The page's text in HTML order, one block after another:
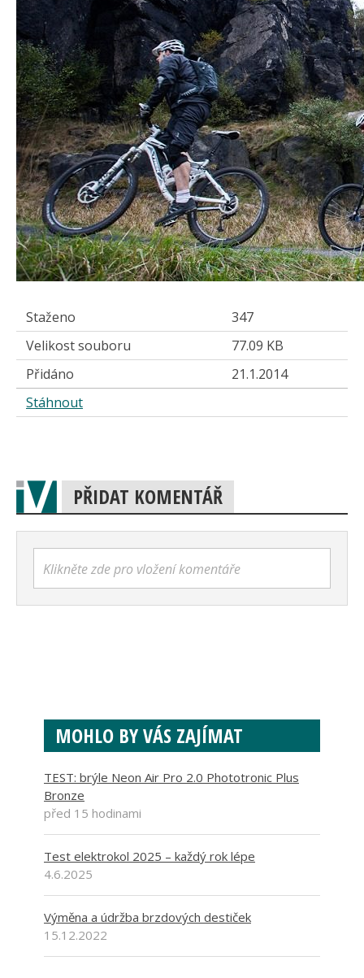
Staženo
347
Velikost souboru
77.09 KB
Přidáno
21.1.2014
Stáhnout
PŘIDAT KOMENTÁŘ
Klikněte zde pro vložení komentáře
MOHLO BY VÁS ZAJÍMAT
TEST: brýle Neon Air Pro 2.0 Phototronic Plus
Bronze
před 15 hodinami
Test elektrokol 2025 – každý rok lépe
4.6.2025
Výměna a údržba brzdových destiček
15.12.2022